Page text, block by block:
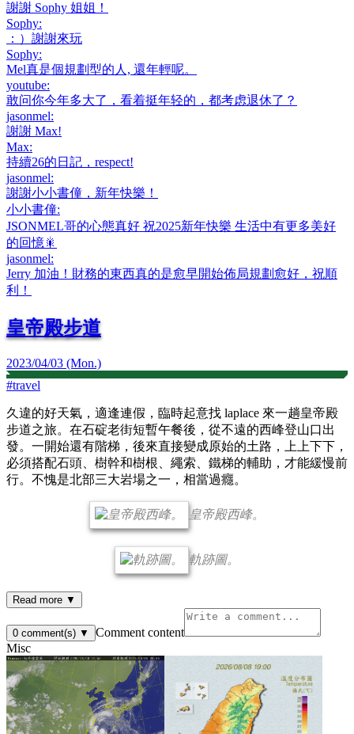
謝謝 Sophy 姐姐！
Sophy:
：）謝謝來玩
Sophy:
Mel真是個規劃型的人, 還年輕呢。
youtube:
敢问你今年多大了，看着挺年轻的，都考虑退休了？
jasonmel:
謝謝 Max!
Max:
持續26的日記，respect!
jasonmel:
謝謝小小書僮，新年快樂！
小小書僮:
JSONMEL哥的心態真好 祝2025新年快樂 生活中有更多美好
的回憶🎇
jasonmel:
Jerry 加油！財務的東西真的是愈早開始佈局規劃愈好，祝順
利！
皇帝殿步道
2023/04/03 (Mon.)
#travel
久違的好天氣，適逢連假，臨時起意找 laplace 來一趟皇帝殿
步道之旅。在石碇老街短暫午餐後，從不遠的西峰登山口出
發。一開始還有階梯，後來直接變成原始的土路，上上下下，
必須搭配石頭、樹幹和樹根、繩索、鐵梯的輔助，才能緩慢前
行。不愧是北部三大岩場之一，相當過癮。
皇帝殿西峰。
軌跡圖。
Read more ▼
0 comment(s) ▼
Comment content
Misc